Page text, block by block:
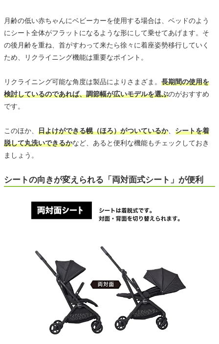
月齢の低い赤ちゃんにベビーカーを使用する場合は、ベッドのよう
にシート全体がフラットになるような形にして乗せてあげます。そ
の後月齢を重ね、首がすわって来たら徐々に着座姿勢移行していく
ため、リクライニング機能は重要なポイント。
リクライニング可能な角度は製品によりさまざま。 長期間の使用を
検討しているのであれば、調節幅が広いモデルを選ぶのがおすすめ
です。
このほか、 日よけができる幌（ほろ）がついているか、 シートを着
脱して丸洗いできるかなど、あると便利な機能もチェックしておき
ましょう。
シートの向きが変えられる「両対面式シート」が便利